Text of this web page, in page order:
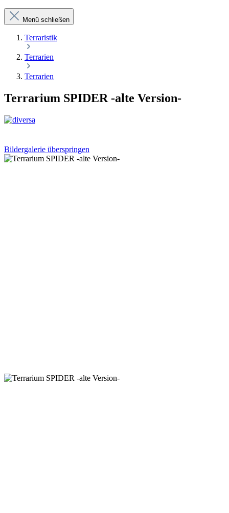
Menü schließen
Terraristik
Terrarien
Terrarien
Terrarium SPIDER -alte Version-
Bildergalerie überspringen